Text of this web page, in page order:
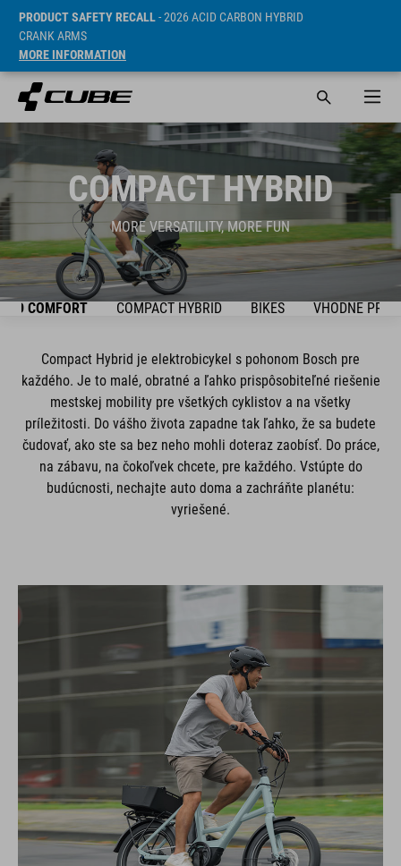
PRODUCT SAFETY RECALL- 2026 ACID CARBON HYBRID
CRANK ARMS
MORE INFORMATION
COMPACT HYBRID
MORE VERSATILITY, MORE FUN
COMFORT COMPACT HYBRID BIKES VHODNÉ
Compact Hybrid je elektrobicykel s pohonom Bosch pre
každého. Je to malé, obratné a ľahko prispôsobiteľné riešenie
mestskej mobility pre všetkých cyklistov a na všetky
príležitosti. Do vášho života zapadne tak ľahko, že sa budete
čudovať, ako ste sa bez neho mohli doteraz zaobísť. Do práce,
na zábavu, na čokoľvek chcete, pre každého. Vstúpte do
budúcnosti, nechajte auto doma a zachráňte planétu:
vyriešené.